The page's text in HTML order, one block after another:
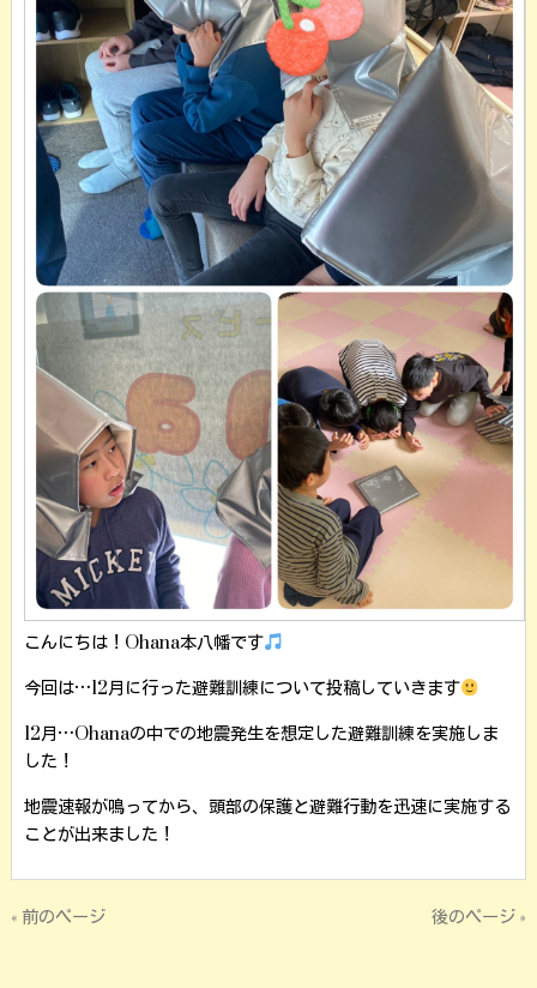
こんにちは！Ohana本八幡です‪
今回は…12月に行った避難訓練について投稿していきます
12月…Ohanaの中での地震発生を想定した避難訓練を実施しま
した！
地震速報が鳴ってから、頭部の保護と避難行動を迅速に実施する
ことが出来ました！
« 前のページ 後のページ »